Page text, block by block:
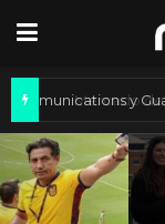
ARGENTINA